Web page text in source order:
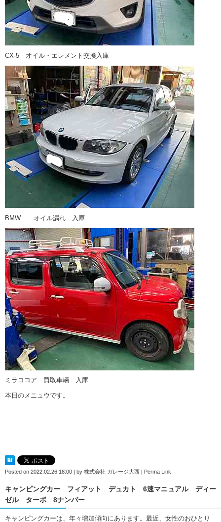
CX-5 オイル・エレメント交換入庫
BMW オイル漏れ 入庫
ミラココア 買取車輛 入庫
本日のメニュウです。
Posted on 2022.02.26 18:00 | by 株式会社 ガレージ大西 | Perma Link
キャンピングカー フィアット デュカト 6速マニュアル ディー
ゼル ターボ 8ナンバー
キャンピングカーは、年々増加傾向にあります。最近、女性のおひとり